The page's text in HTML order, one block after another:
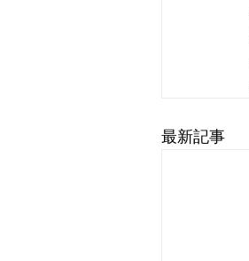
最新記事